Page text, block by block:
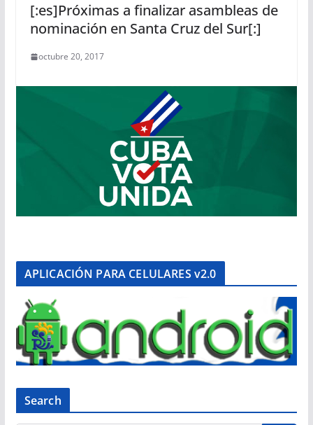
[:es]Próximas a finalizar asambleas de
nominación en Santa Cruz del Sur[:]
octubre 20, 2017
APLICACIÓN PARA CELULARES v2.0
Search